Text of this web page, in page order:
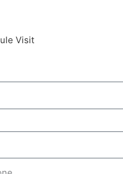
Visit